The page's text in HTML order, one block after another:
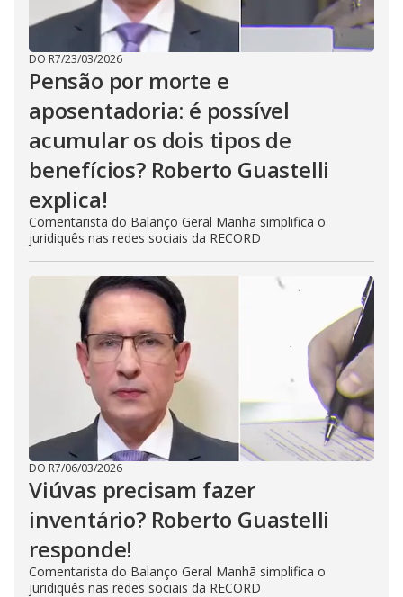
DO R7/23/03/2026
Pensão por morte e
aposentadoria: é possível
acumular os dois tipos de
benefícios? Roberto Guastelli
explica!
Comentarista do Balanço Geral Manhã simplifica o
juridiquês nas redes sociais da RECORD
DO R7/06/03/2026
Viúvas precisam fazer
inventário? Roberto Guastelli
responde!
Comentarista do Balanço Geral Manhã simplifica o
juridiquês nas redes sociais da RECORD